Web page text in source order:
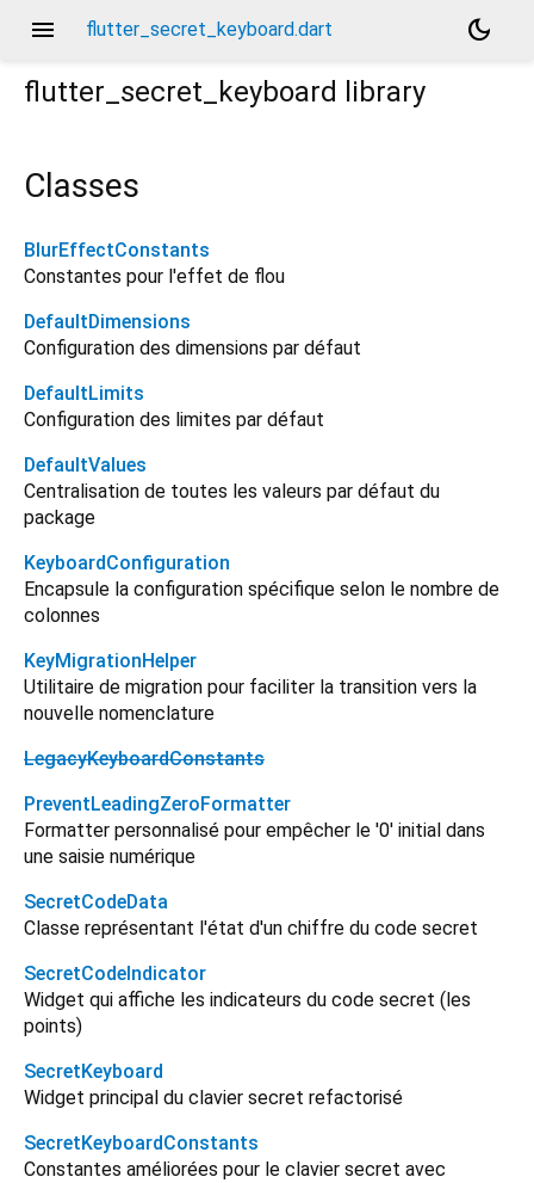
menu flutter_secret_keyboard.dart
dark_mode
flutter_secret_keyboard
library
Classes
BlurEffectConstants
Constantes pour l'effet de flou
DefaultDimensions
Configuration des dimensions par défaut
DefaultLimits
Configuration des limites par défaut
DefaultValues
Centralisation de toutes les valeurs par défaut du
package
KeyboardConfiguration
Encapsule la configuration spécifique selon le nombre de
colonnes
KeyMigrationHelper
Utilitaire de migration pour faciliter la transition vers la
nouvelle nomenclature
LegacyKeyboardConstants
PreventLeadingZeroFormatter
Formatter personnalisé pour empêcher le '0' initial dans
une saisie numérique
SecretCodeData
Classe représentant l'état d'un chiffre du code secret
SecretCodeIndicator
Widget qui affiche les indicateurs du code secret (les
points)
SecretKeyboard
Widget principal du clavier secret refactorisé
SecretKeyboardConstants
Constantes améliorées pour le clavier secret avec